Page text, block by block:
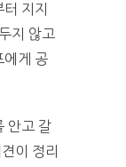
지지
지 않고
에게 공
안고 갈
이 정리